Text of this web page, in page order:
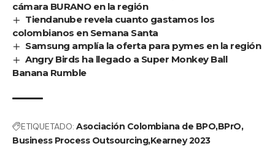
cámara BURANO en la región
Tiendanube revela cuanto gastamos los
colombianos en Semana Santa
Samsung amplía la oferta para pymes en la región
Angry Birds ha llegado a Super Monkey Ball
Banana Rumble
ETIQUETADO: Asociación Colombiana de BPOBPrO
Business Process OutsourcingKearney 2023